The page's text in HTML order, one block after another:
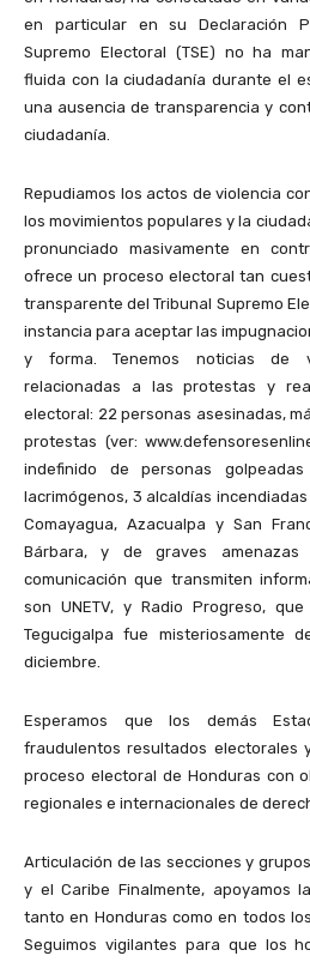
en particular en su Declaración
Supremo Electoral (TSE) no ha
fluida con la ciudadanía durante el
una ausencia de transparencia y
ciudadanía.
Repudiamos los actos de violencia
los movimientos populares y la
pronunciado masivamente en
ofrece un proceso electoral tan
transparente del Tribunal Supremo
instancia para aceptar las
y forma. Tenemos noticias de
relacionadas a las protestas y
electoral: 22 personas asesinadas,
protestas (ver:
indefinido de personas
lacrimógenos, 3 alcaldías
Comayagua, Azacualpa y San
Bárbara, y de graves
comunicación que transmiten
son UNETV, y Radio Progreso,
Tegucigalpa fue misteriosamente
diciembre.
Esperamos que los demás
fraudulentos resultados electorales
proceso electoral de Honduras con
regionales e internacionales de
Articulación de las secciones y
y el Caribe Finalmente, apoyamos
tanto en Honduras como en todos
Seguimos vigilantes para que los